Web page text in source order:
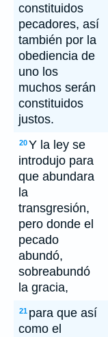
constituidos
pecadores, así
también por la
obediencia de
uno los
muchos serán
constituidos
justos.
20Y la ley se
introdujo para
que abundara
la
transgresión,
pero donde el
pecado
abundó,
sobreabundó
la gracia,
21 para que así
como el